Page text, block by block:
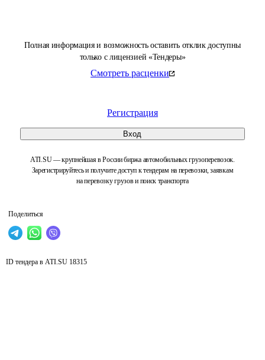
Полная информация и возможность оставить отклик доступны
только с лицензией «Тендеры»
Смотреть расценки
Регистрация
Вход
ATI.SU — крупнейшая в России биржа автомобильных грузоперевозок.
Зарегистрируйтесь и получите доступ к тендерам на перевозки, заявкам
на перевозку грузов и поиск транспорта
Поделиться
ID тендера в ATI.SU 18315